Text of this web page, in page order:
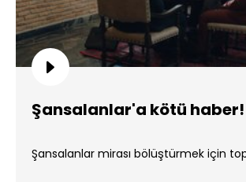
Şansalanlar'a kötü haber!
Şansalanlar mirası bölüştürmek için